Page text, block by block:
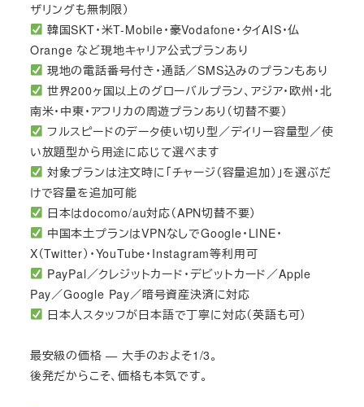
ザリングも無制限）
韓国SKT・米T-Mobile・豪Vodafone・タイAIS・仏
Orange など現地キャリア公式プランあり
現地の電話番号付き・通話／SMS込みのプランもあり
世界200ヶ国以上のグローバルプラン、アジア・欧州・北
南米・中東・アフリカの周遊プランあり（切替不要）
フルスピードのデータ使い切り型／デイリー容量型／使
い放題型から用途に応じて選べます
対象プランは注文時に「チャージ（容量追加）」を選ぶだ
けで容量を追加可能
日本はdocomo/au対応（APN切替不要）
中国本土プランはVPNなしでGoogle・LINE・
X（Twitter）・YouTube・Instagram等利用可
PayPal／クレジットカード・デビットカード／Apple
Pay／Google Pay／暗号資産決済に対応
日本人スタッフが日本語で丁寧に対応（英語も可）
最安級の価格 — 大手のおよそ1/3。
後発だからこそ、価格も本気です。